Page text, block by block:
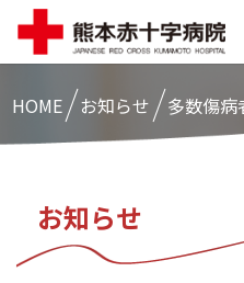
HOME お知らせ 多数傷病
お知らせ